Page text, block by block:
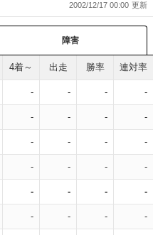
2002/12/17 00:00
障害
4着～ 出走 勝率 連対率
- - - -
- - - -
- - - -
- - - -
- - - -
- - - -